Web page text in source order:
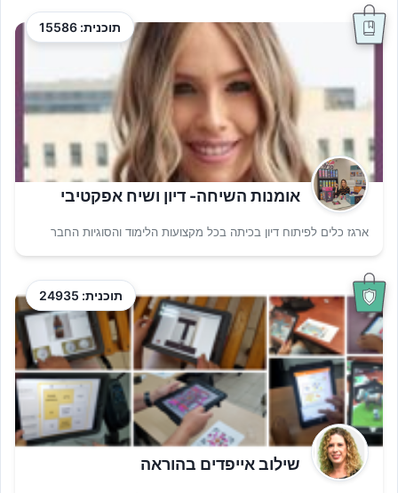
תוכנית: 15586
אומנות השיחה- דיון ושיח אפקטיבי
ארגז כלים לפיתוח דיון בכיתה בכל מקצועות הלימוד והסוגיות החבר
תוכנית: 24935
שילוב אייפדים בהוראה